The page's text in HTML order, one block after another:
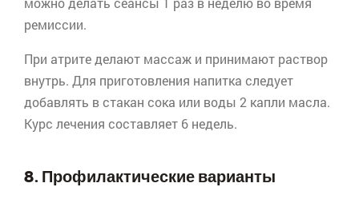
ремиссии.
При атрите делают массаж и принимают раствор
внутрь. Для приготовления напитка следует
добавлять в стакан сока или воды 2 капли масла.
Курс лечения составляет 6 недель.
8. Профилактические варианты